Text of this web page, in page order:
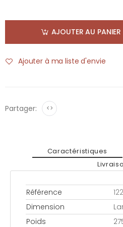
AJOUTER AU PANIER
Ajouter à ma liste d'envie
Partager: <>
Caractéristiques
Référence
Dimension
Poids